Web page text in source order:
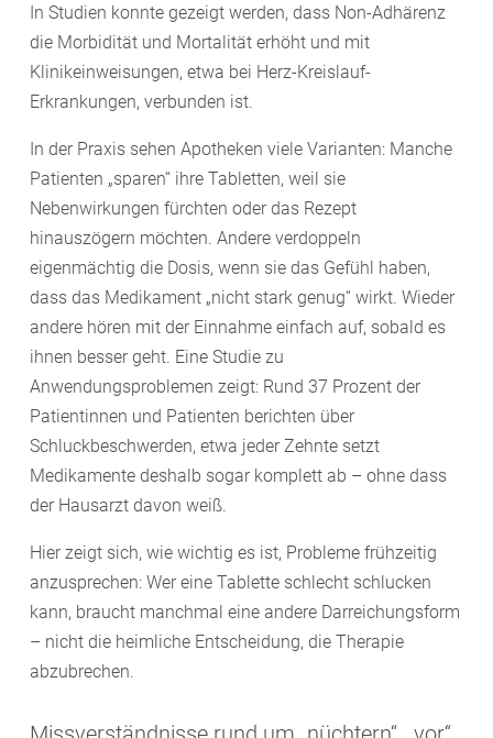
In Studien konnte gezeigt werden, dass Non-Adhärenz
die Morbidität und Mortalität erhöht und mit
Klinikeinweisungen, etwa bei Herz-Kreislauf-
Erkrankungen, verbunden ist.
In der Praxis sehen Apotheken viele Varianten: Manche
Patienten „sparen“ ihre Tabletten, weil sie
Nebenwirkungen fürchten oder das Rezept
hinauszögern möchten. Andere verdoppeln
eigenmächtig die Dosis, wenn sie das Gefühl haben,
dass das Medikament „nicht stark genug“ wirkt. Wieder
andere hören mit der Einnahme einfach auf, sobald es
ihnen besser geht. Eine Studie zu
Anwendungsproblemen zeigt: Rund 37 Prozent der
Patientinnen und Patienten berichten über
Schluckbeschwerden, etwa jeder Zehnte setzt
Medikamente deshalb sogar komplett ab – ohne dass
der Hausarzt davon weiß.
Hier zeigt sich, wie wichtig es ist, Probleme frühzeitig
anzusprechen: Wer eine Tablette schlecht schlucken
kann, braucht manchmal eine andere Darreichungsform
– nicht die heimliche Entscheidung, die Therapie
abzubrechen.